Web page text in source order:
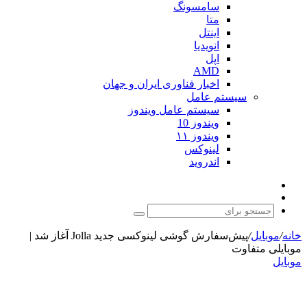
سامسونگ
متا
اینتل
انویدیا
اپل
AMD
اخبار فناوری ایران و جهان
سیستم عامل
سیستم عامل ویندوز
ویندوز 10
ویندوز ۱۱
لینوکس
اندروید
پوسته
جستجو
برای
خانه/موبایل/
پیش‌سفارش گوشی لینوکسی جدید Jolla آغاز شد |
موبایلی متفاوت
موبایل